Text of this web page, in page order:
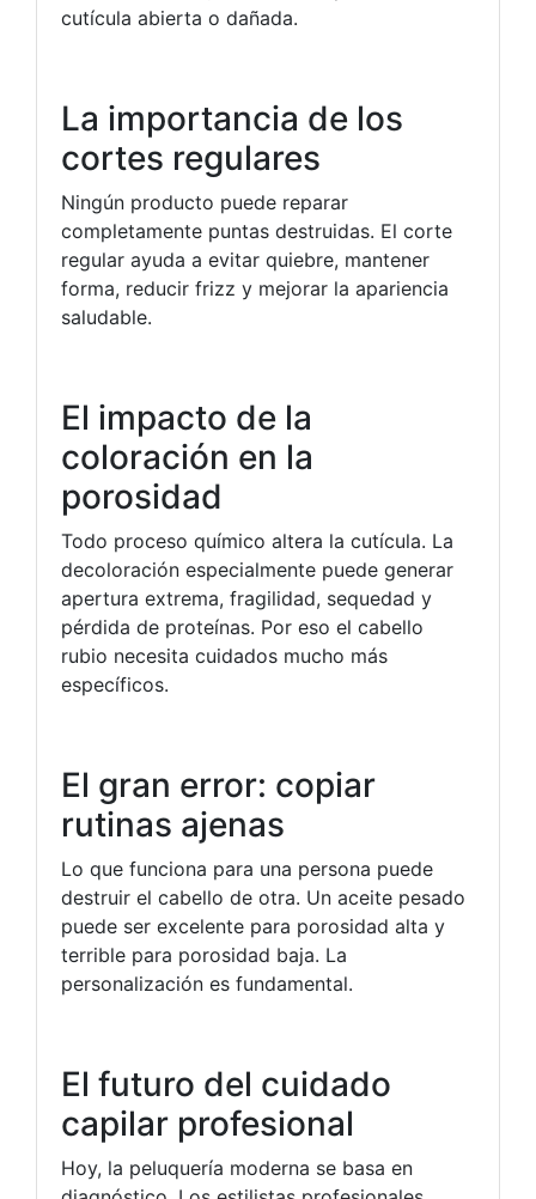
cutícula abierta o dañada.
La importancia de los
cortes regulares
Ningún producto puede reparar
completamente puntas destruidas. El corte
regular ayuda a evitar quiebre, mantener
forma, reducir frizz y mejorar la apariencia
saludable.
El impacto de la
coloración en la
porosidad
Todo proceso químico altera la cutícula. La
decoloración especialmente puede generar
apertura extrema, fragilidad, sequedad y
pérdida de proteínas. Por eso el cabello
rubio necesita cuidados mucho más
específicos.
El gran error: copiar
rutinas ajenas
Lo que funciona para una persona puede
destruir el cabello de otra. Un aceite pesado
puede ser excelente para porosidad alta y
terrible para porosidad baja. La
personalización es fundamental.
El futuro del cuidado
capilar profesional
Hoy, la peluquería moderna se basa en